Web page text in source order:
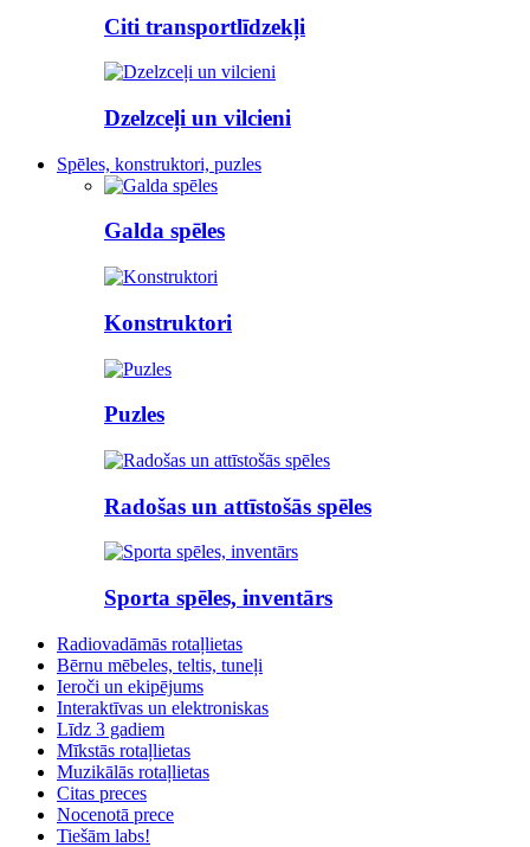
Citi transportlīdzekļi
Dzelzceļi un vilcieni
Spēles, konstruktori, puzles
Galda spēles
Konstruktori
Puzles
Radošas un attīstošās spēles
Sporta spēles, inventārs
Radiovadāmās rotaļlietas
Bērnu mēbeles, teltis, tuneļi
Ieroči un ekipējums
Interaktīvas un elektroniskas
Līdz 3 gadiem
Mīkstās rotaļlietas
Muzikālās rotaļlietas
Citas preces
Nocenotā prece
Tiešām labs!